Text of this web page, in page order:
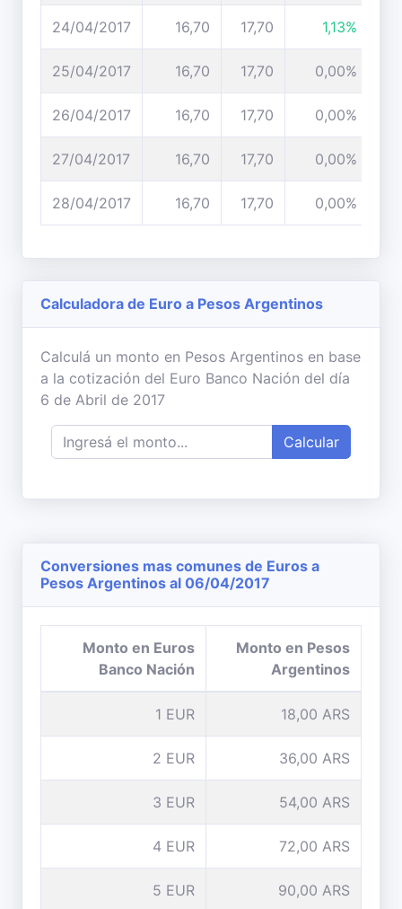
24/04/2017 16,70 17,70 1,13%
25/04/2017 16,70 17,70 0,00%
26/04/2017 16,70 17,70 0,00%
27/04/2017 16,70 17,70 0,00%
28/04/2017 16,70 17,70 0,00%
Calculadora de Euro a Pesos Argentinos
Calculá un monto en Pesos Argentinos en base
a la cotización del Euro Banco Nación del día
6 de Abril de 2017
Calcular
Conversiones mas comunes de Euros a
Pesos Argentinos al 06/04/2017
Monto en Euros
Banco Nación
Monto en Pesos
Argentinos
1 EUR 18,00 ARS
2 EUR 36,00 ARS
3 EUR 54,00 ARS
4 EUR 72,00 ARS
5 EUR 90,00 ARS